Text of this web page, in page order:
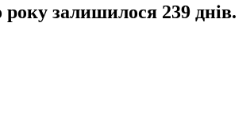
залишилося 239 днів.